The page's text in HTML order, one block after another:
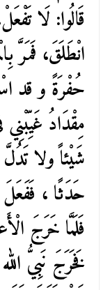
قَالُوا: لَا
انْطَلَقَ، فَمَرَّ
حُفْرَةً و قد
مِقْدَادُ
شَيْئاً ولا
حَدَثًا ، فَفَعَلَ
فَلَمَّا خَرَجَ
فَخَرَجَ نَبِيُّ